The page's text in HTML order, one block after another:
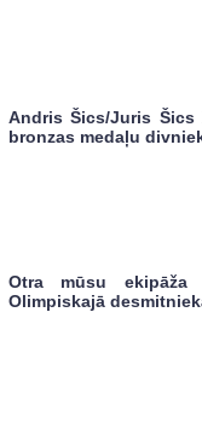
Andris Šics/Juris Šics
bronzas medaļu
Otra mūsu ekipāža
Olimpiskajā